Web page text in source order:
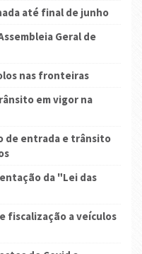
até final de junho
Geral de
nas fronteiras
em vigor na
de entrada e trânsito
da "Lei das
fiscalização a veículos